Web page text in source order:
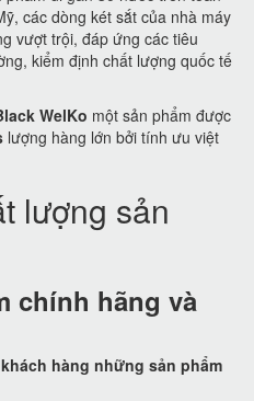
các dòng két sắt của nhà máy
vượt trội, đáp ứng các tiêu
kiểm định chất lượng quốc tế
WelKo một sản phẩm được
lượng hàng lớn bởi tính ưu việt
lượng sản
chính hãng và
hàng những sản phẩm